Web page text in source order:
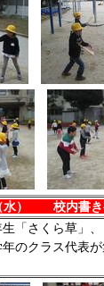
水） 校内書
「さくら草」、
のクラス代表